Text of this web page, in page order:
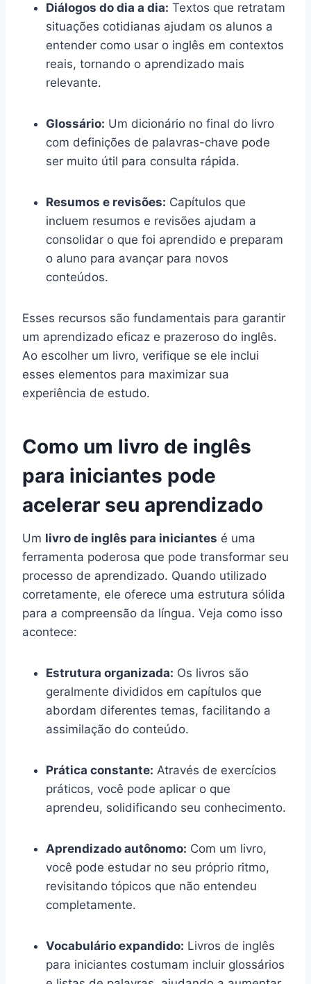
Diálogos do dia a dia: Textos que retratam
situações cotidianas ajudam os alunos a
entender como usar o inglês em contextos
reais, tornando o aprendizado mais
relevante.
Glossário: Um dicionário no final do livro
com definições de palavras-chave pode
ser muito útil para consulta rápida.
Resumos e revisões: Capítulos que
incluem resumos e revisões ajudam a
consolidar o que foi aprendido e preparam
o aluno para avançar para novos
conteúdos.
Esses recursos são fundamentais para garantir
um aprendizado eficaz e prazeroso do inglês.
Ao escolher um livro, verifique se ele inclui
esses elementos para maximizar sua
experiência de estudo.
Como um livro de inglês
para iniciantes pode
acelerar seu aprendizado
Um livro de inglês para iniciantes é uma
ferramenta poderosa que pode transformar seu
processo de aprendizado. Quando utilizado
corretamente, ele oferece uma estrutura sólida
para a compreensão da língua. Veja como isso
acontece:
Estrutura organizada: Os livros são
geralmente divididos em capítulos que
abordam diferentes temas, facilitando a
assimilação do conteúdo.
Prática constante: Através de exercícios
práticos, você pode aplicar o que
aprendeu, solidificando seu conhecimento.
Aprendizado autônomo: Com um livro,
você pode estudar no seu próprio ritmo,
revisitando tópicos que não entendeu
completamente.
Vocabulário expandido: Livros de inglês
para iniciantes costumam incluir glossários